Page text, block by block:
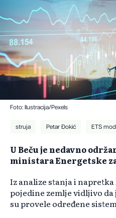
Foto: Ilustracija/Pexels
struja Petar Đokić ETS
U Beču je nedavno
ministara Energetske
Iz analize stanja i
pojedine zemlje vidljivo
su provele određene